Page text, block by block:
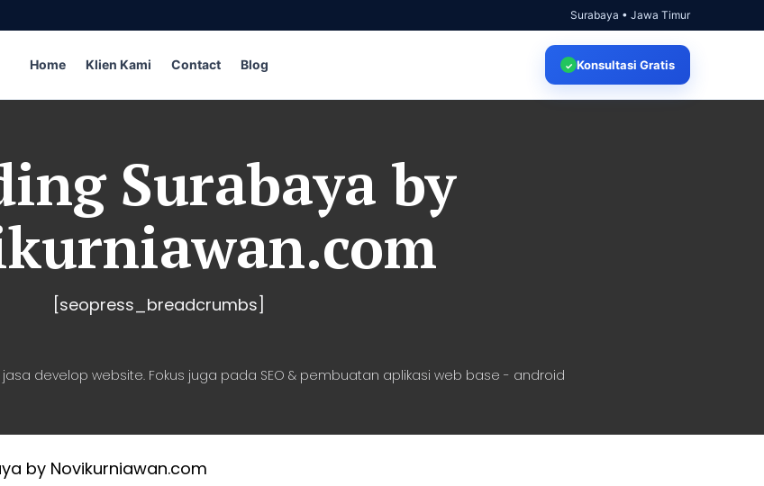
Surabaya • Jawa Timur
Home Klien Kami Contact Blog ✓ Konsultasi Gratis
Surabaya by
[seopress_breadcrumbs]
develop website. Fokus juga pada SEO & pembuatan aplikasi web base - android